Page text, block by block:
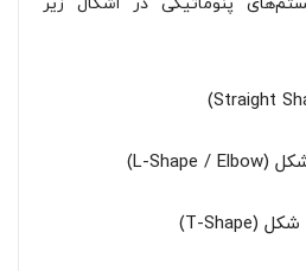
پنوماتیکی در اشکال زیر